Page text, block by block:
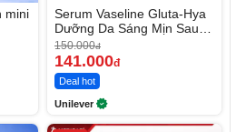
mini
Serum Vaseline Gluta-Hya
Dưỡng Da Sáng Mịn Sau 7
Ngày
150.000đ
141.000đ
Deal hot
Unilever